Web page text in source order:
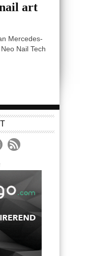
art
Mercedes-
Nail Tech